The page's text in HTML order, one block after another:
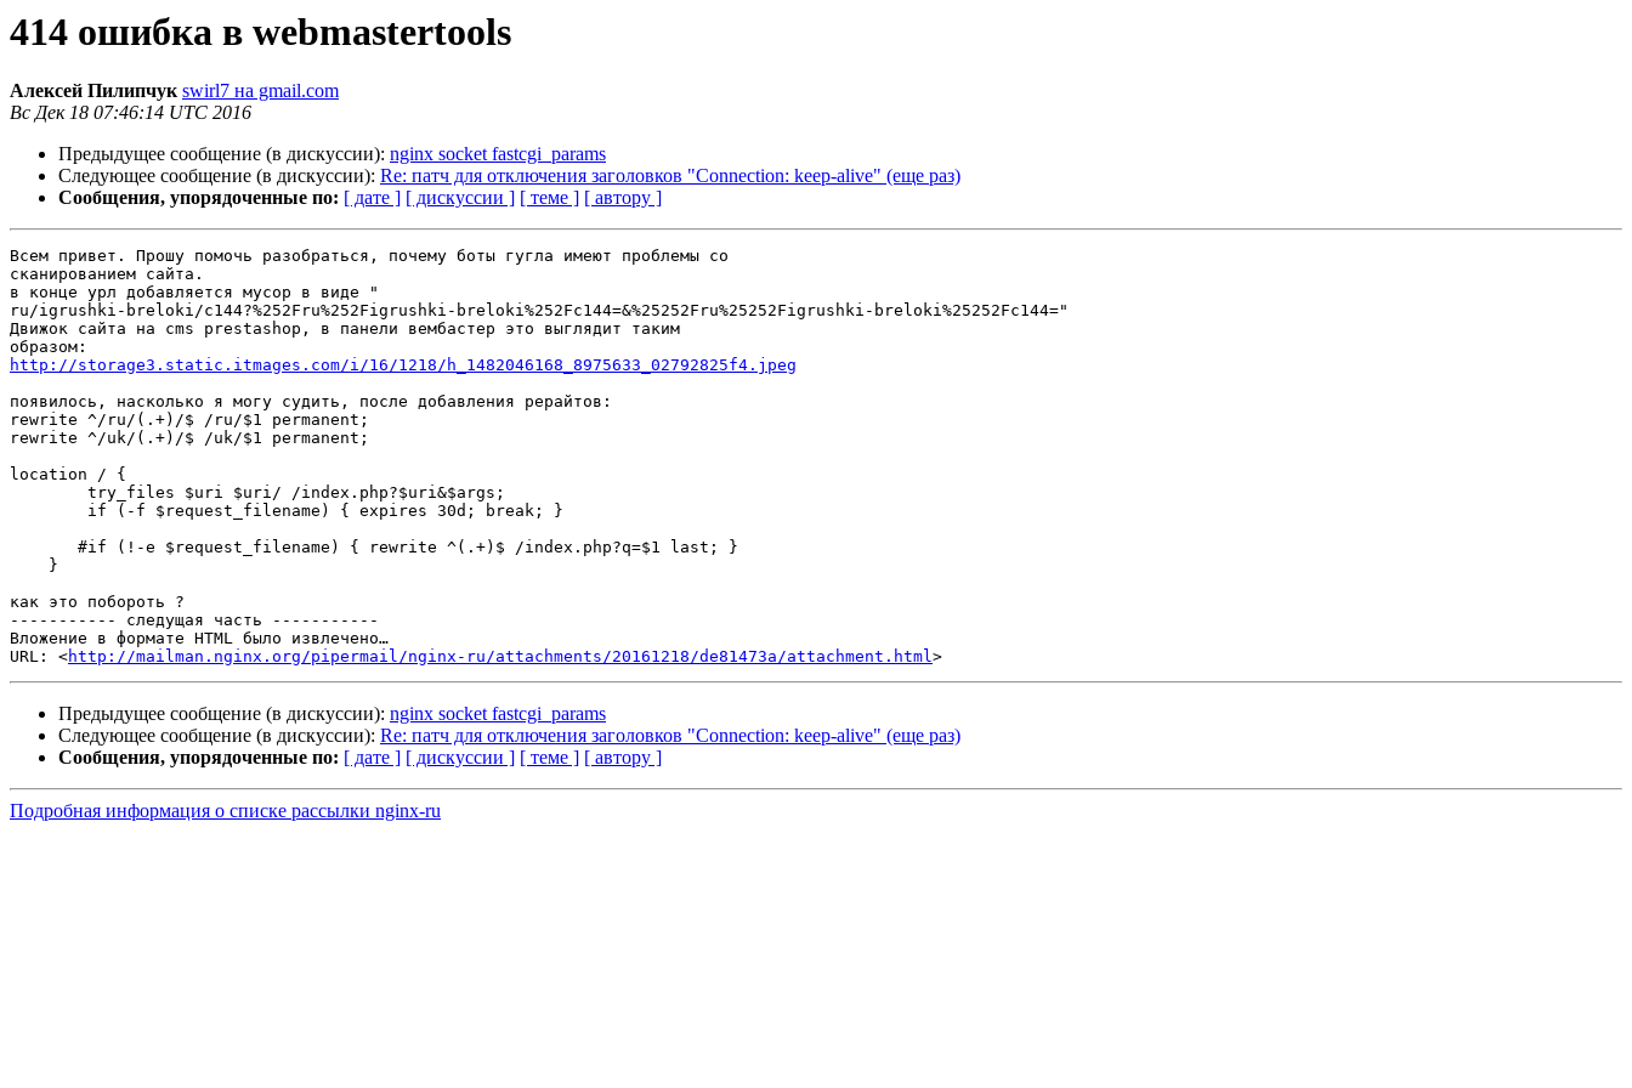
414 ошибка в webmastertools
Алексей Пилипчук swirl7 на gmail.com
Вс Дек 18 07:46:14 UTC 2016
Предыдущее сообщение (в дискуссии): nginx socket fastcgi_params
Следующее сообщение (в дискуссии): Re: патч для отключения заголовков "Connection: keep-alive" (еще раз)
Сообщения, упорядоченные по: [ дате ] [ дискуссии ] [ теме ] [ автору ]
Всем привет. Прошу помочь разобраться, почему боты гугла имеют проблемы со
сканированием сайта.
в конце урл добавляется мусор в виде "
ru/igrushki-breloki/c144?%252Fru%252Figrushki-breloki%252Fc144=&%25252Fru%25252Figrushki-breloki%25252Fc144="
Движок сайта на cms prestashop, в панели вембастер это выглядит таким
http://storage3.static.itmages.com/i/16/1218/h_1482046168_8975633_02792825f4.jpeg
появилось, насколько я могу судить, после добавления рерайтов:
rewrite ^/ru/(.+)/$ /ru/$1 permanent;
rewrite ^/uk/(.+)/$ /uk/$1 permanent;
location / {
как это побороть ?
----------- следущая часть -----------
Вложение в формате HTML было извлечено…
URL: <http://mailman.nginx.org/pipermail/nginx-ru/attachments/20161218/de81473a/attachment.html
Предыдущее сообщение (в дискуссии): nginx socket fastcgi_params
Следующее сообщение (в дискуссии): Re: патч для отключения заголовков "Connection: keep-alive" (еще раз)
Сообщения, упорядоченные по: [ дате ] [ дискуссии ] [ теме ] [ автору ]
Подробная информация о списке рассылки nginx-ru